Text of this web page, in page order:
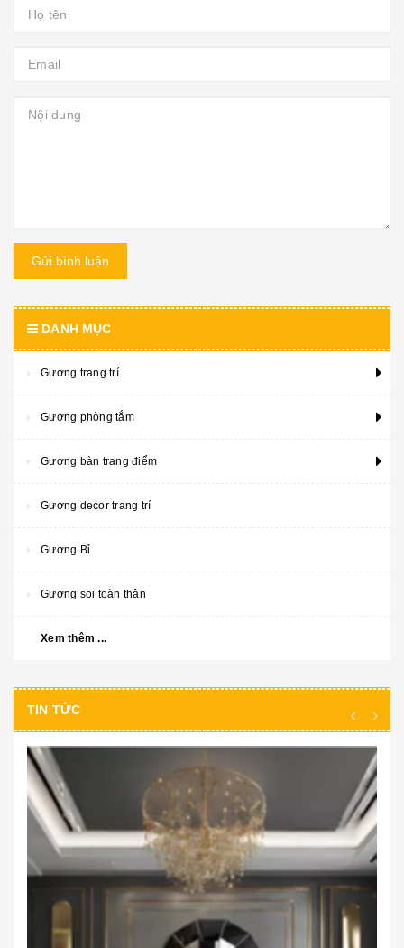
Gửi bình luận
DANH MỤC
Gương trang trí
Gương phòng tắm
Gương bàn trang điểm
Gương decor trang trí
Gương Bỉ
Gương soi toàn thân
Xem thêm ...
TIN TỨC